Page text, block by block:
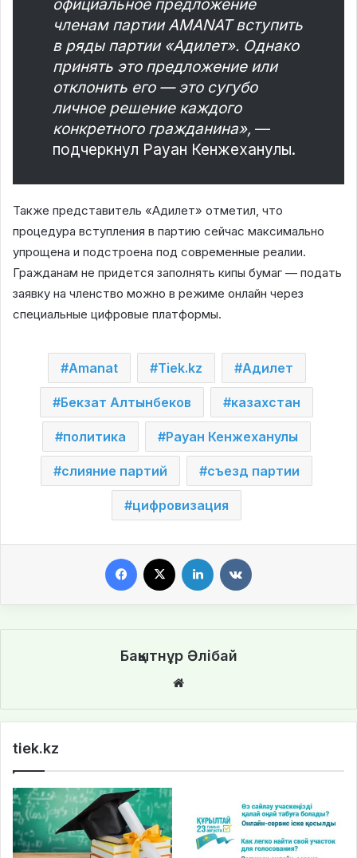
официальное предложение
членам партии AMANAT вступить
в ряды партии «Адилет». Однако
принять это предложение или
отклонить его — это сугубо
личное решение каждого
конкретного гражданина», —
подчеркнул Рауан Кенжеханулы.
Также представитель «Адилет» отметил, что
процедура вступления в партию сейчас максимально
упрощена и подстроена под современные реалии.
Гражданам не придется заполнять кипы бумаг — подать
заявку на членство можно в режиме онлайн через
специальные цифровые платформы.
Amanat Tiek.kz Адилет
Бекзат Алтынбеков казахстан
политика Рауан Кенжеханулы
слияние партий съезд партии
цифровизация
Бақытнұр Әлібай
te
tiek.kz